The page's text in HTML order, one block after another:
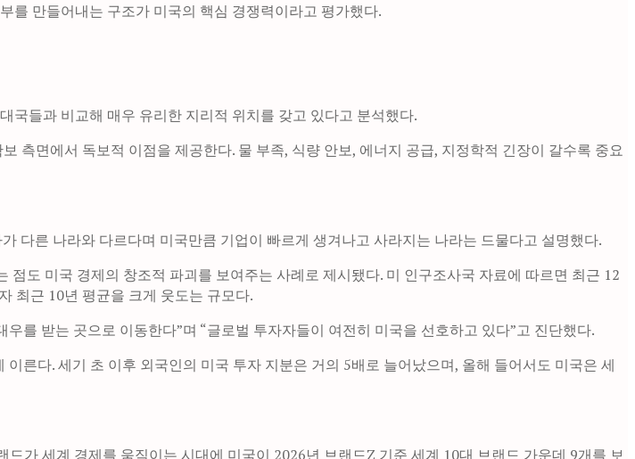
를 만들어내는 구조가 미국의 핵심 경쟁력이라고 평가했다.
국들과 비교해 매우 유리한 지리적 위치를 갖고 있다고 분석했다.
측면에서 독보적 이점을 제공한다. 물 부족, 식량 안보, 에너지 공급, 지정학적 긴장이 갈수록 중요
다른 나라와 다르다며 미국만큼 기업이 빠르게 생겨나고 사라지는 나라는 드물다고 설명했다.
도 미국 경제의 창조적 파괴를 보여주는 사례로 제시됐다. 미 인구조사국 자료에 따르면 최근 12
최근 10년 평균을 크게 웃도는 규모다.
를 받는 곳으로 이동한다”며 “글로벌 투자자들이 여전히 미국을 선호하고 있다”고 진단했다.
른다. 세기 초 이후 외국인의 미국 투자 지분은 거의 5배로 늘어났으며, 올해 들어서도 미국은 세
가 세계 경제를 움직이는 시대에 미국이 2026년 브랜드Z 기준 세계 10대 브랜드 가운데 9개를 보